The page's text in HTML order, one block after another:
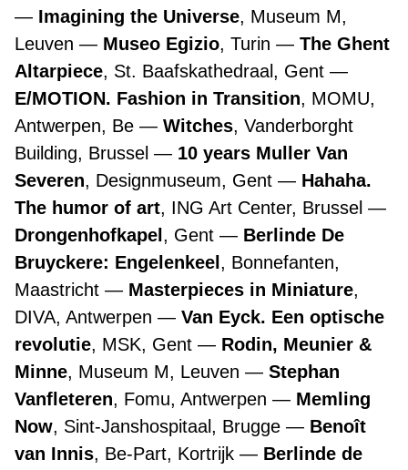
Imagining the Universe, Museum M,
Leuven
Museo Egizio, Turin
The Ghent
Altarpiece, St. Baafskathedraal, Gent
E/MOTION. Fashion in Transition, MOMU,
Antwerpen, Be
Witches, Vanderborght
Building, Brussel
10 years Muller Van
Severen, Designmuseum, Gent
Hahaha.
The humor of art, ING Art Center, Brussel
Drongenhofkapel , Gent
Berlinde De
Bruyckere: Engelenkeel , Bonnefanten,
Maastricht
Masterpieces in Miniature,
DIVA, Antwerpen
Van Eyck. Een optische
revolutie, MSK, Gent
Rodin, Meunier &
Minne, Museum M, Leuven
Stephan
Vanfleteren, Fomu, Antwerpen
Memling
Now, Sint-Janshospitaal, Brugge
Benoît
van Innis, Be-Part, Kortrijk
Berlinde de